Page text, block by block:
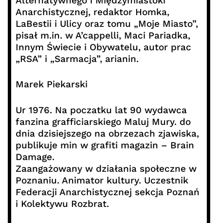
Anarchistycznej, redaktor Homka,
LaBestii i Ulicy oraz tomu „Moje Miasto”,
pisał m.in. w A’cappelli, Maci Pariadka,
Innym Świecie i Obywatelu, autor prac
„RSA” i „Sarmacja”, arianin.
Marek Piekarski
Ur 1976. Na poczatku lat 90 wydawca
fanzina grafficiarskiego Maluj Mury. do
dnia dzisiejszego na obrzezach zjawiska,
publikuje min w grafiti magazin – Brain
Damage.
Zaangażowany w działania społeczne w
Poznaniu. Animator kultury. Uczestnik
Federacji Anarchistycznej sekcja Poznań
i Kolektywu Rozbrat.